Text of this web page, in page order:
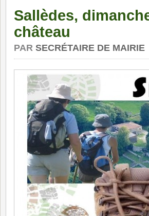
Sallèdes,
château
PAR SECRÉTAIRE DE MAIRIE